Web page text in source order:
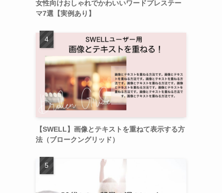
女性向けおしゃれでかわいいワードプレステー
マ7選【実例あり】
【SWELL】画像とテキストを重ねて表示する方
法（ブロークングリッド）